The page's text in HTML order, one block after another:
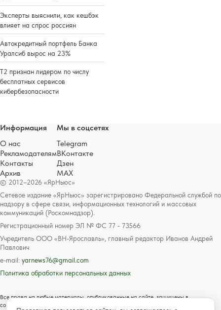
Эксперты выяснили, как кешбэк
влияет на спрос россиян
Автокредитный портфель Банка
Уралсиб вырос на 23%
Т2 признан лидером по числу
бесплатных сервисов
кибербезопасности
© 2012–2026 «ЯрНьюс»
Сетевое издание «ЯрНьюс» зарегистрировано Федеральной службой по
надзору в сфере связи, информационных технологий и массовых
коммуникаций (Роскомнадзор).
Регистрационный номер ЭЛ № ФС 77 - 73566
Учредитель ООО «ВН-Ярославль», главный редактор Иванов Андрей
Павлович
e-mail: yarnews76@gmail.com
Политика обработки персональных данных
Все права на любые материалы, опубликованные на сайте, защищены в
соответствии с российским и международным законодательством об авторском
Информация
О нас
Рекламодателям
Контакты
Архив
Мы в соцсетях
Telegram
ВКонтакте
Дзен
MAX